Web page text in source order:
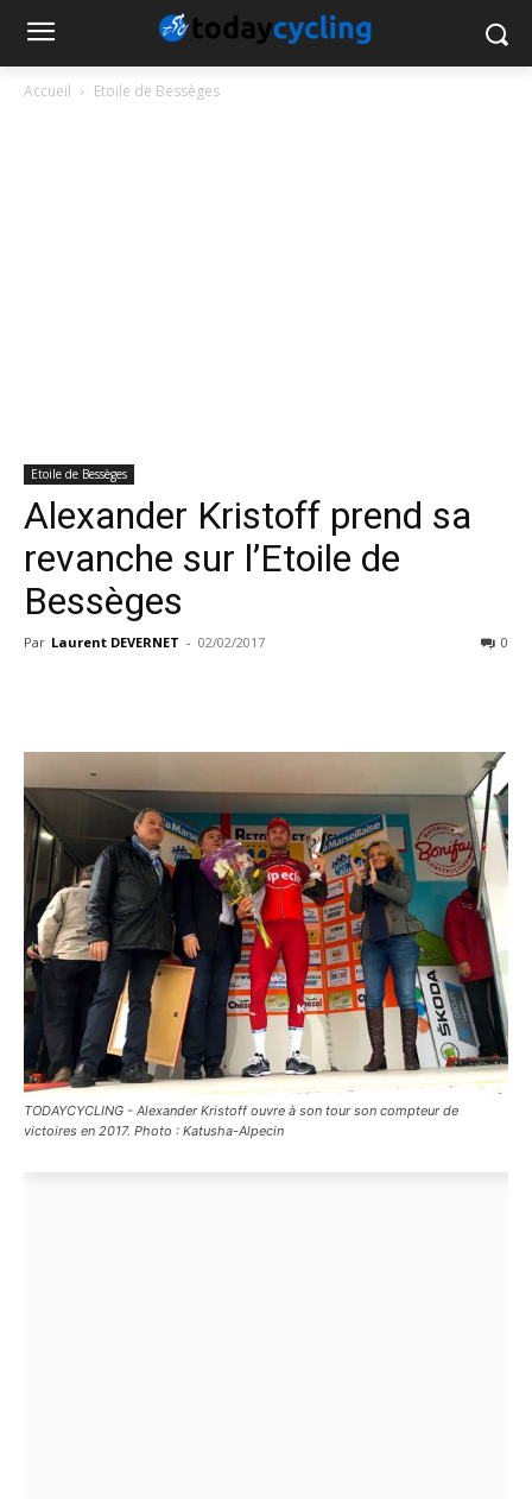
Accueil Etoile de Bessèges
Etoile de Bessèges
Alexander Kristoff prend sa
revanche sur l’Etoile de
Bessèges
Par Laurent DEVERNET - 02/02/2017 0
TODAYCYCLING - Alexander Kristoff ouvre à son tour son compteur de
victoires en 2017. Photo : Katusha-Alpecin